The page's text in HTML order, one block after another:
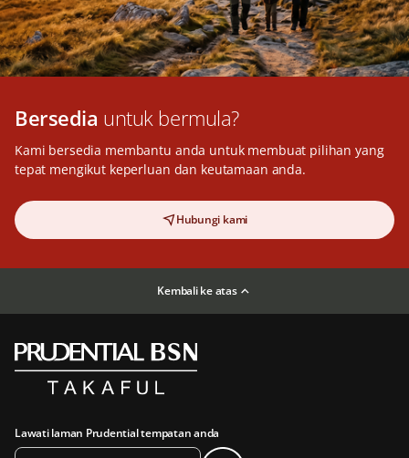
Bersedia untuk bermula?
Kami bersedia membantu anda untuk membuat pilihan yang
tepat mengikut keperluan dan keutamaan anda.
Hubungi kami
Kembali ke atas
Lawati laman Prudential tempatan anda